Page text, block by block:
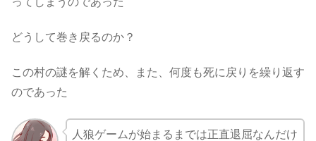
どうして巻き戻るのか？
この村の謎を解くため、また、何度も死に戻りを繰り返す
のであった
人狼ゲームが始まるまでは正直退屈なんだけ